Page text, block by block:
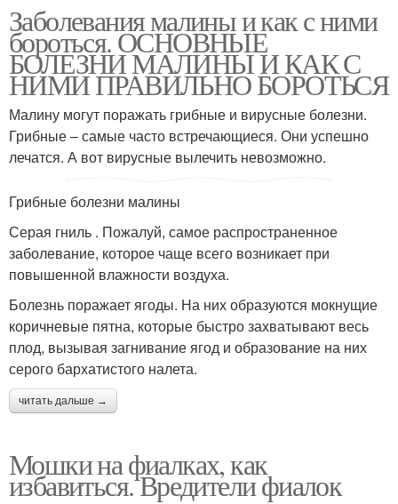
Заболевания малины и как с ними
бороться. ОСНОВНЫЕ
БОЛЕЗНИ МАЛИНЫ И КАК С
НИМИ ПРАВИЛЬНО БОРОТЬСЯ
Малину могут поражать грибные и вирусные болезни.
Грибные – самые часто встречающиеся. Они успешно
лечатся. А вот вирусные вылечить невозможно.
Грибные болезни малины
Серая гниль . Пожалуй, самое распространенное
заболевание, которое чаще всего возникает при
повышенной влажности воздуха.
Болезнь поражает ягоды. На них образуются мокнущие
коричневые пятна, которые быстро захватывают весь
плод, вызывая загнивание ягод и образование на них
серого бархатистого налета.
читать дальше →
Мошки на фиалках, как
избавиться. Вредители фиалок